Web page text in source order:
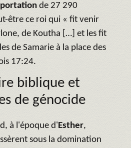
de 27 290
être ce roi qui « fit venir
de Koutha […] et les fit
de Samarie à la place des
17:24.
biblique et
de génocide
à l'époque d'Esther,
sous la domination